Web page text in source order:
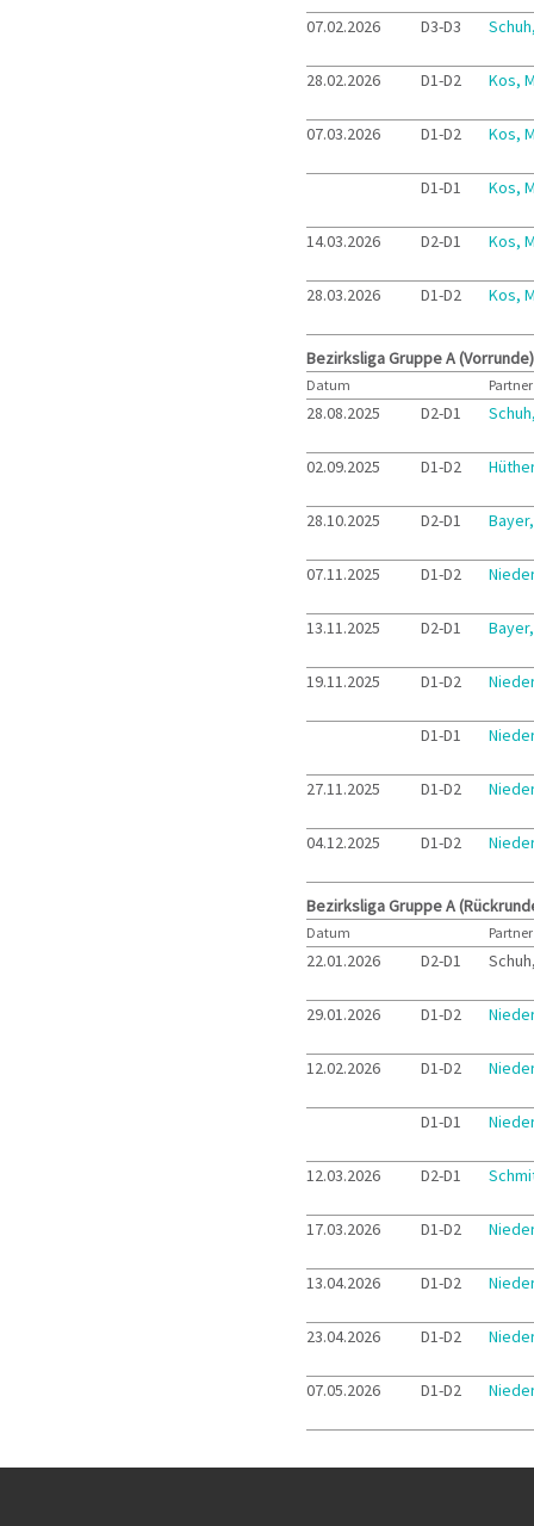
07.02.2026 D3-D3
28.02.2026 D1-D2 Kos,
07.03.2026 D1-D2 Kos,
D1-D1 Kos,
14.03.2026 D2-D1 Kos,
28.03.2026 D1-D2 Kos,
Bezirksliga Gruppe A (Vorrunde)
Datum Partner
28.08.2025 D2-D1
02.09.2025 D1-D2
28.10.2025 D2-D1
07.11.2025 D1-D2
13.11.2025 D2-D1
19.11.2025 D1-D2
D1-D1
27.11.2025 D1-D2
04.12.2025 D1-D2
Bezirksliga Gruppe A
Datum Partner
22.01.2026 D2-D1
29.01.2026 D1-D2
12.02.2026 D1-D2
D1-D1
12.03.2026 D2-D1
17.03.2026 D1-D2
13.04.2026 D1-D2
23.04.2026 D1-D2
07.05.2026 D1-D2